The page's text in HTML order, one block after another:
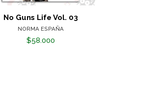
No Guns Life Vol. 03
NORMA ESPAÑA
$58.000